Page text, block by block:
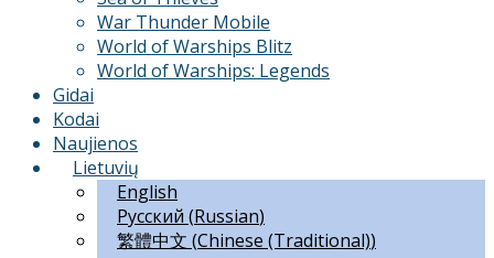
War Thunder Mobile
World of Warships Blitz
World of Warships: Legends
Gidai
Kodai
Naujienos
Lietuvių
English
Русский (Russian)
繁體中文 (Chinese (Traditional))